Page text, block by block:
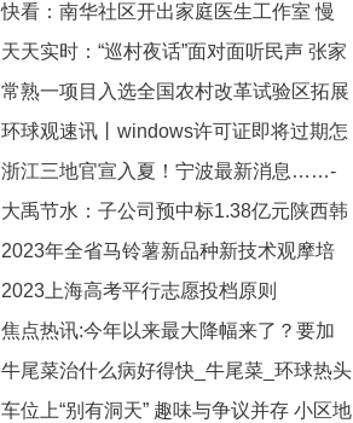
快看：南华社区开出家庭医生工作室 慢
阻肺筛查就医指导为特色服务
天天实时：“巡村夜话”面对面听民声 张家
港市助推巡察提质增效
常熟一项目入选全国农村改革试验区拓展
试验任务_全球热闻
环球观速讯丨windows许可证即将过期怎
么办_windows怎么激活
浙江三地官宣入夏！宁波最新消息……-
观天下
大禹节水：子公司预中标1.38亿元陕西韩
城禹门口抽黄改造工程泥沙处理站项目
视焦点讯
2023年全省马铃薯新品种新技术观摩培
训会召开_全球今日讯
2023上海高考平行志愿投档原则
焦点热讯:今年以来最大降幅来了？要加
油不妨再等三天
牛尾菜治什么病好得快_牛尾菜_环球热头
条
车位上“别有洞天” 趣味与争议并存 小区地